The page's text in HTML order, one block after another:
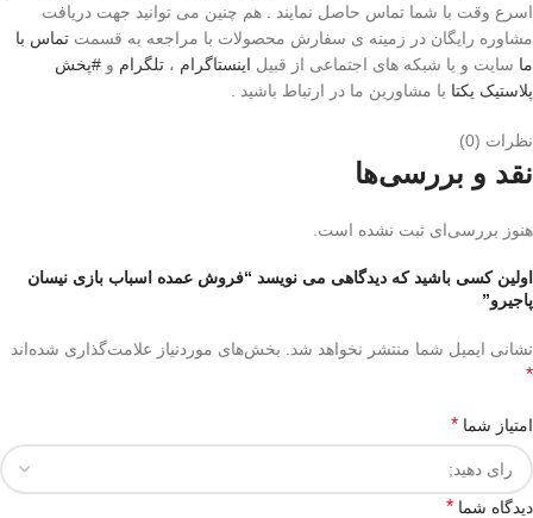
اسرع وقت با شما تماس حاصل نمایند . هم چنین می توانید جهت دریافت
مشاوره رایگان در زمینه ی سفارش محصولات با مراجعه به قسمت تماس با
ما سایت و یا شبکه های اجتماعی از قبیل اینستاگرام ، تلگرام و #پخش
پلاستیک یکتا با مشاورین ما در ارتباط باشید .
نظرات (0)
نقد و بررسی‌ها
هنوز بررسی‌ای ثبت نشده است.
اولین کسی باشید که دیدگاهی می نویسد “فروش عمده اسباب بازی نیسان
پاجیرو”
نشانی ایمیل شما منتشر نخواهد شد. بخش‌های موردنیاز علامت‌گذاری شده‌اند
*
امتیاز شما *
دیدگاه شما *